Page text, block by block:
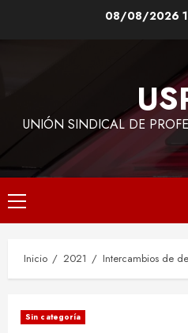
08/08/2026
UNIÓN SINDICAL DE
Menú
principal
Inicio 2021 Intercambios de
Sin categoría